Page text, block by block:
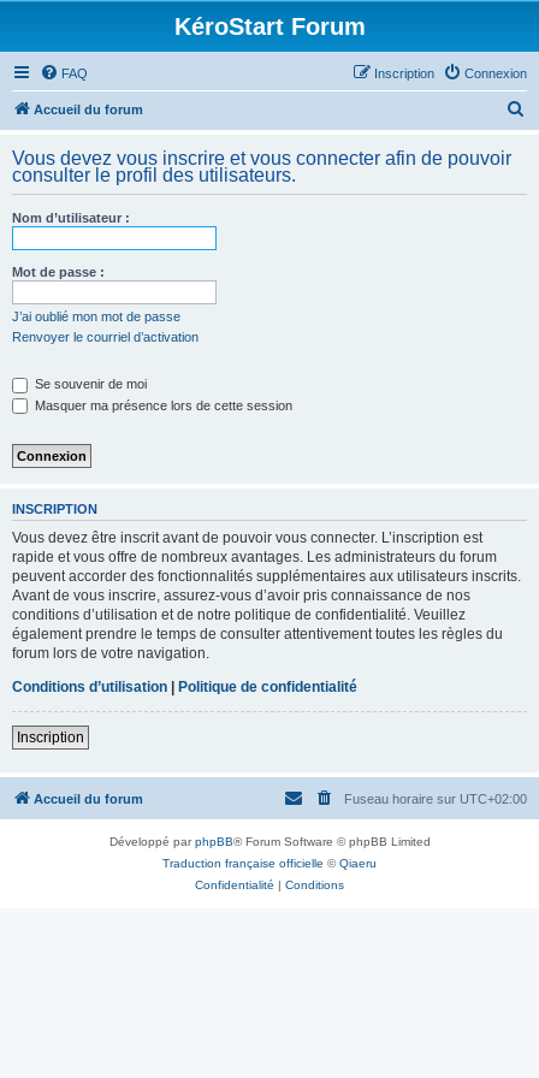
KéroStart Forum
FAQ Connexion
Inscription
Accueil du forum
h
Vous devez vous inscrire et vous connecter afin de pouvoir
consulter le profil des utilisateurs.
Nom d’utilisateur :
Mot de passe :
J’ai oublié mon mot de passe
Renvoyer le courriel d’activation
Se souvenir de moi
Masquer ma présence lors de cette session
INSCRIPTION
Vous devez être inscrit avant de pouvoir vous connecter. L’inscription est
rapide et vous offre de nombreux avantages. Les administrateurs du forum
peuvent accorder des fonctionnalités supplémentaires aux utilisateurs inscrits.
Avant de vous inscrire, assurez-vous d’avoir pris connaissance de nos
conditions d’utilisation et de notre politique de confidentialité. Veuillez
également prendre le temps de consulter attentivement toutes les règles du
forum lors de votre navigation.
Conditions d’utilisation | Politique de confidentialité
Inscription
Accueil du forum Fuseau horaire sur UTC+02:00
Développé parphpBB® Forum Software © phpBB Limited
Traduction française officielle ©Qiaeru
Confidentialité | Conditions